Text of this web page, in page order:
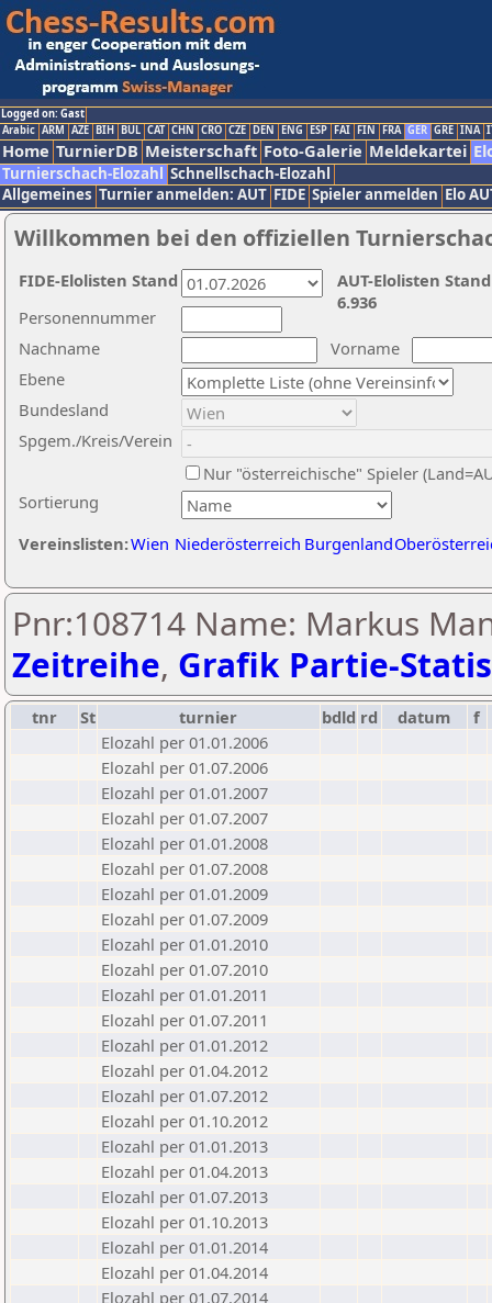
Logged on: Gast
Arabic ARM AZE BIH BUL CAT CHN CRO CZE DEN ENG ESP FAI FIN FRA GER GRE INA
Home TurnierDB Meisterschaft Foto-Galerie Meldekartei
Turnierschach-Elozahl Schnellschach-Elozahl
Allgemeines Turnier anmelden: AUT FIDE Spieler anmelden Elo
Willkommen bei den offiziellen
Nachname
Vorname
Ebene
Sortierung
Personennummer
Bundesland
Spgem./Kreis/Verein
Nur "österreichische" Spieler
Vereinslisten:Wien Niederösterreich Burgenland
AUT-Elolisten
6.936
FIDE-Elolisten Stand
Pnr:108714 Name: Markus
Zeitreihe, Grafik Partie-
tnr St turnier bdld rd datum
f
Elozahl per 01.01.2006
Elozahl per 01.07.2006
Elozahl per 01.01.2007
Elozahl per 01.07.2007
Elozahl per 01.01.2008
Elozahl per 01.07.2008
Elozahl per 01.01.2009
Elozahl per 01.07.2009
Elozahl per 01.01.2010
Elozahl per 01.07.2010
Elozahl per 01.01.2011
Elozahl per 01.07.2011
Elozahl per 01.01.2012
Elozahl per 01.04.2012
Elozahl per 01.07.2012
Elozahl per 01.10.2012
Elozahl per 01.01.2013
Elozahl per 01.04.2013
Elozahl per 01.07.2013
Elozahl per 01.10.2013
Elozahl per 01.01.2014
Elozahl per 01.04.2014
Elozahl per 01.07.2014